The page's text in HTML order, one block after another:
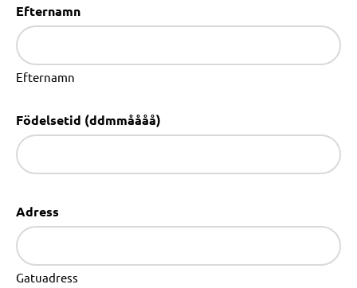
Efternamn
Efternamn
Födelsetid (ddmmåååå)
Adress
Gatuadress